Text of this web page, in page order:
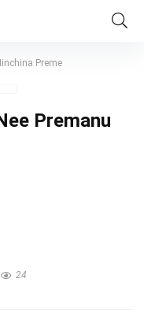
Preme
Premanu
24